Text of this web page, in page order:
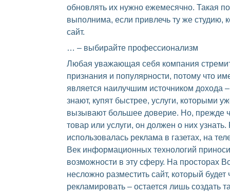
обновлять их нужно ежемесячно. Такая
выполнима, если привлечь ту же студию,
сайт.
… – выбирайте профессионализм
Любая уважающая себя компания
признания и популярности, потому что
является наилучшим источником дохода
знают, купят быстрее, услуги, которыми
вызывают большее доверие. Но, прежде
товар или услуги, он должен о них
использовалась реклама в газетах, на
Век информационных технологий
возможности в эту сферу. На просторах
несложно разместить сайт, который будет
рекламировать – остается лишь создать